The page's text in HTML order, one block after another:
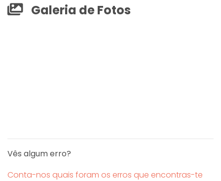
Galeria de Fotos
Vês algum erro?
Conta-nos quais foram os erros que encontras-te